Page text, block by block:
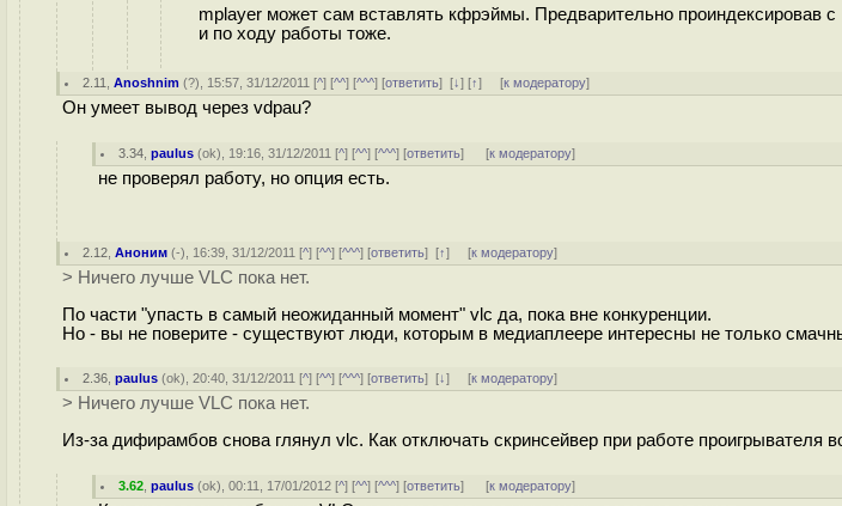
mplayer может сам вставлять кфрэймы. Предварительно проиндексировав
и по ходу работы тоже.
2.11 ,Anoshnim (?), 15:57, 31/12/2011 [^] [^^] [^^^] [ответить][↓] [↑] [к модератору]
Он умеет вывод через vdpau?
3.34 ,paulus (ok), 19:16, 31/12/2011 [^] [^^] [^^^] [ответить] [к модератору]
не проверял работу, но опция есть.
2.12 ,Аноним (-), 16:39, 31/12/2011 [^] [^^] [^^^] [ответить][↑] [к модератору]
> Ничего лучше VLC пока нет.
По части "упасть в самый неожиданный момент" vlc да, пока вне конкуренции.
Но - вы не поверите - существуют люди, которым в медиаплеере интересны не только
2.36 ,paulus (ok), 20:40, 31/12/2011 [^] [^^] [^^^] [ответить][↓] [к модератору]
> Ничего лучше VLC пока нет.
Из-за дифирамбов снова глянул vlc. Как отключать скринсейвер при работе проигрывателя
3.62 ,paulus (ok), 00:11, 17/01/2012 [^] [^^] [^^^] [ответить] [к модератору]